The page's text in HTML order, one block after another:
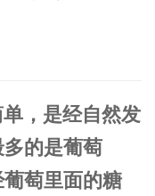
，是经自然发
多的是葡萄
萄里面的糖